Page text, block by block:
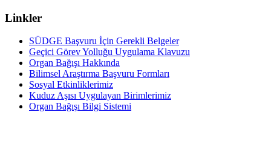
Linkler
SÜDGE Başvuru İçin Gerekli Belgeler
Geçici Görev Yolluğu Uygulama Klavuzu
Organ Bağışı Hakkında
Bilimsel Araştırma Başvuru Formları
Sosyal Etkinliklerimiz
Kuduz Aşısı Uygulayan Birimlerimiz
Organ Bağışı Bilgi Sistemi